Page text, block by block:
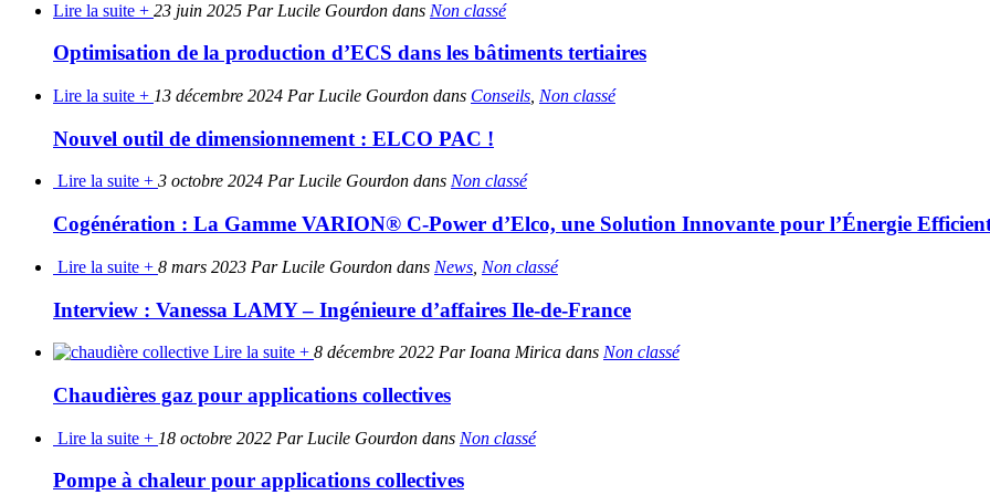
Lire la suite + 23 juin 2025 Par Lucile Gourdon dans Non classé
Optimisation de la production d’ECS dans les bâtiments tertiaires
Lire la suite + 13 décembre 2024 Par Lucile Gourdon dans Conseils Non classé
Nouvel outil de dimensionnement : ELCO PAC !
Lire la suite + 3 octobre 2024 Par Lucile Gourdon dans Non classé
Cogénération : La Gamme VARION® C-Power d’Elco, une Solution Innovante pour l’Énergie
Lire la suite + 8 mars 2023 Par Lucile Gourdon dans News Non classé
Interview : Vanessa LAMY – Ingénieure d’affaires Ile-de-France
Lire la suite + 8 décembre 2022 Par Ioana Mirica dans Non classé
Chaudières gaz pour applications collectives
Lire la suite + 18 octobre 2022 Par Lucile Gourdon dans Non classé
Pompe à chaleur pour applications collectives